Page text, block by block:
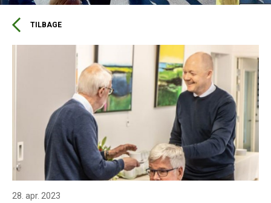
TILBAGE
28. apr. 2023